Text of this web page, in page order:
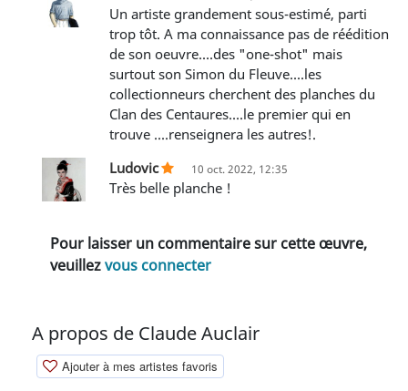
Un artiste grandement sous-estimé, parti
trop tôt. A ma connaissance pas de réédition
de son oeuvre....des "one-shot" mais
surtout son Simon du Fleuve....les
collectionneurs cherchent des planches du
Clan des Centaures....le premier qui en
trouve ....renseignera les autres!.
Ludovic
10 oct. 2022, 12:35
Très belle planche !
Pour laisser un commentaire sur cette œuvre,
veuillezvous connecter
A propos de Claude Auclair
Ajouter à mes artistes favoris